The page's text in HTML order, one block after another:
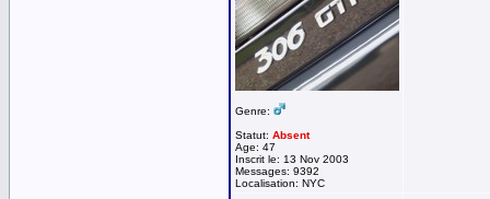
Genre:
Statut: Absent
Age: 47
Inscrit le: 13 Nov 2003
Messages: 9392
Localisation: NYC